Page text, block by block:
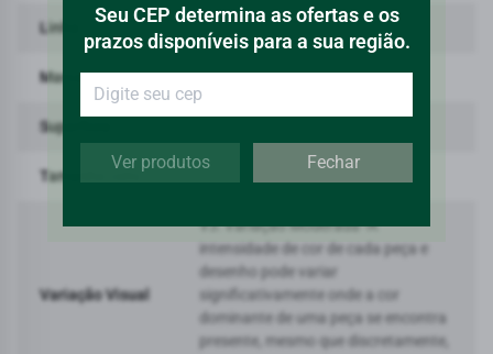
Seu CEP determina as ofertas e os
prazos disponíveis para a sua região.
Ver produtos Fechar
Linha Citta
Marca Portinari
Superfície
Tamanho (cm)
Variação Visual
V3: Variação Moderada -A
intensidade de cor de cada peça e
desenho pode variar
significativamente onde a cor
dominante de uma peça se encontra
presente, mesmo que discretamente,